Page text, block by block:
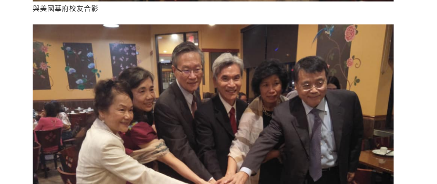
與美國華府校友合影